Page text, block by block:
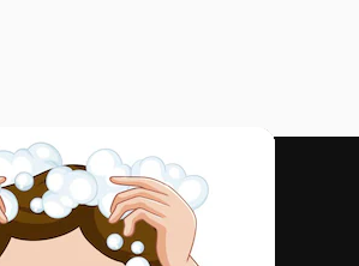
Información útil Empresa